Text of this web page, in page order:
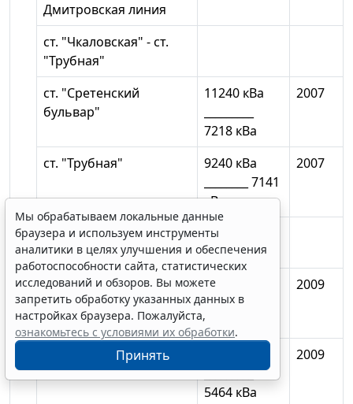
Дмитровская линия
ст. "Чкаловская" - ст.
"Трубная"
ст. "Сретенский
бульвар"
11240 кВа
7218 кВа
2007
ст. "Трубная"
9240 кВа
________ 7141
кВа
2007
ст. "Трубная" - ст.
"Марьина Роща"
ст. "Достоевская"
9240 кВа
________ 7708
кВа
2009
ст. "Марьина Роща"
_________
5464 кВа
2009
Мы обрабатываем локальные данные
браузера и используем инструменты
аналитики в целях улучшения и обеспечения
работоспособности сайта, статистических
исследований и обзоров. Вы можете
запретить обработку указанных данных в
настройках браузера. Пожалуйста,
ознакомьтесь с условиями их обработки.
Принять